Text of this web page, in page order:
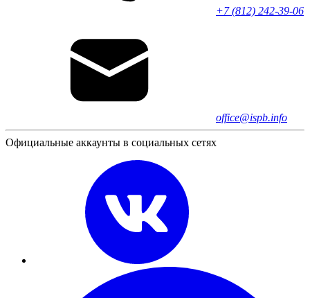
+7 (812) 242-39-06
office@ispb.info
Официальные аккаунты в социальных сетях